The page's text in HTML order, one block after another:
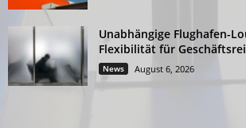
Unabhängige Flughafen-
Flexibilität für
News August 6, 2026